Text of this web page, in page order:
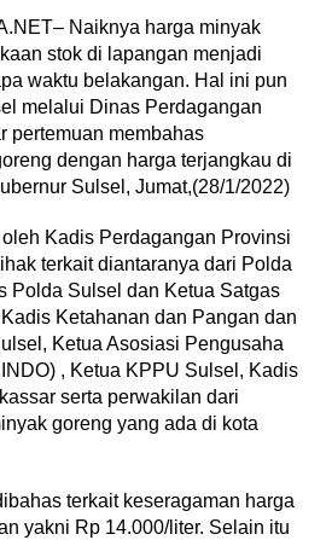
Naiknya harga minyak
stok di lapangan menjadi
waktu belakangan. Hal ini pun
melalui Dinas Perdagangan
pertemuan membahas
dengan harga terjangkau di
Sulsel, Jumat,(28/1/2022)
Kadis Perdagangan Provinsi
terkait diantaranya dari Polda
Polda Sulsel dan Ketua Satgas
Ketahanan dan Pangan dan
Ketua Asosiasi Pengusaha
, Ketua KPPU Sulsel, Kadis
serta perwakilan dari
goreng yang ada di kota
terkait keseragaman harga
yakni Rp 14.000/liter. Selain itu